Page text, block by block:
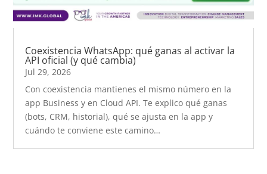
Coexistencia WhatsApp: qué ganas al activar la
API oficial (y qué cambia)
Jul 29, 2026
Con coexistencia mantienes el mismo número en la
app Business y en Cloud API. Te explico qué ganas
(bots, CRM, historial), qué se ajusta en la app y
cuándo te conviene este camino…